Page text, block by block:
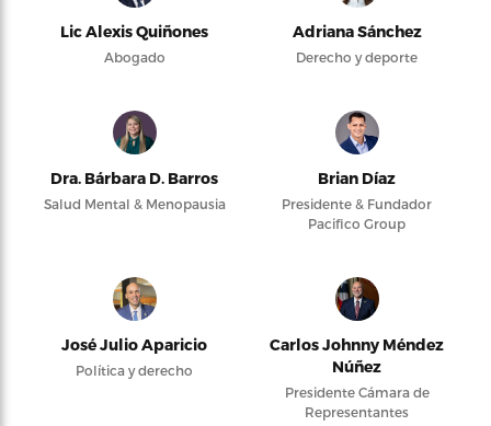
Lic Alexis Quiñones
Abogado
Adriana Sánchez
Derecho y deporte
Dra. Bárbara D. Barros
Salud Mental & Menopausia
Brian Díaz
Presidente & Fundador
Pacifico Group
José Julio Aparicio
Política y derecho
Carlos Johnny Méndez
Núñez
Presidente Cámara de
Representantes